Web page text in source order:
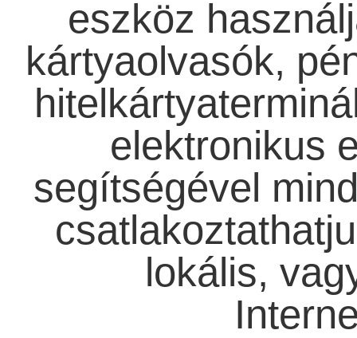
eszköz
kártyaolvasók,
elektronikus
segítségével
lokális,